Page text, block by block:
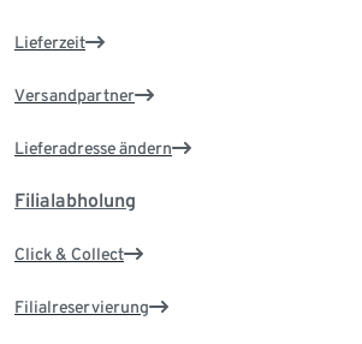
Lieferzeit
Versandpartner
Lieferadresse ändern
Filialabholung
Click & Collect
Filialreservierung